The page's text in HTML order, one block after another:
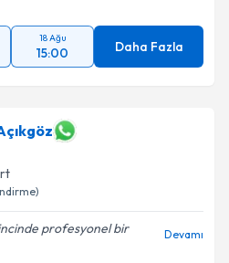
18 Ağu
15:00 Daha Fazla
profesyonel bir
Devamı